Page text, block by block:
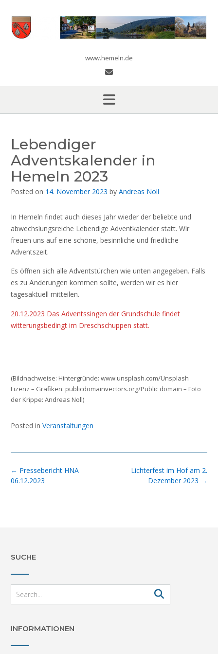
content
www.hemeln.de
Lebendiger
Adventskalender in
Hemeln 2023
Posted on 14. November 2023 by Andreas Noll
In Hemeln findet auch dieses Jahr wieder der beliebte und
abwechslungsreiche Lebendige Adventkalender statt. Wir
freuen uns auf eine schöne, besinnliche und friedliche
Adventszeit.
Es öffnen sich alle Adventstürchen wie unten angegeben. Falls
es zu Änderungen kommen sollte, werden wir es hier
tagesaktuell mitteilen.
20.12.2023 Das Adventssingen der Grundschule findet
witterungsbedingt im Dreschschuppen statt.
(Bildnachweise: Hintergründe: www.unsplash.com/Unsplash
Lizenz – Grafiken: publicdomainvectors.org/Public domain – Foto
der Krippe: Andreas Noll)
Posted in Veranstaltungen
Post
navigation
Lichterfest im Hof am 2.
Dezember 2023 →
← Pressebericht HNA
06.12.2023
SUCHE
INFORMATIONEN